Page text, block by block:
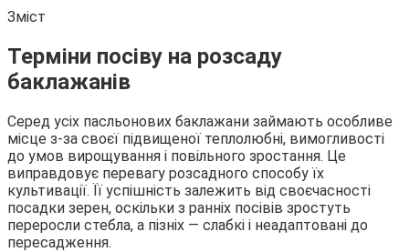
Зміст
Терміни посіву на розсаду
баклажанів
Серед усіх пасльонових баклажани займають особливе
місце з-за своєї підвищеної теплолюбні, вимогливості
до умов вирощування і повільного зростання. Це
виправдовує перевагу розсадного способу їх
культивації. Її успішність залежить від своєчасності
посадки зерен, оскільки з ранніх посівів зростуть
переросли стебла, а пізніх — слабкі і неадаптовані до
пересадження.